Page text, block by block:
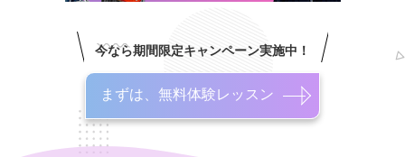
今なら期間限定キャンペーン実施中！
まずは、無料体験レッスン